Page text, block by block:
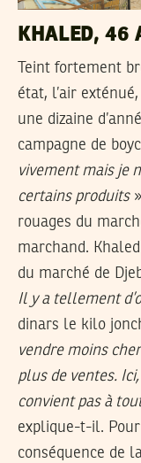
KHALED, 46
Teint fortement
état, l’air
une dizaine
campagne de
vivement mais je
certains produits
rouages du
marchand.
du marché de
Il y a tellement
dinars le kilo
vendre moins
plus de ventes.
convient pas à
explique-t-il.
conséquence de